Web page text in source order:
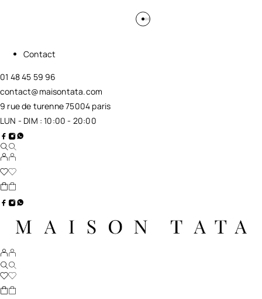
Contact
01 48 45 59 96
contact@maisontata.com
9 rue de turenne 75004 paris
LUN - DIM : 10:00 - 20:00